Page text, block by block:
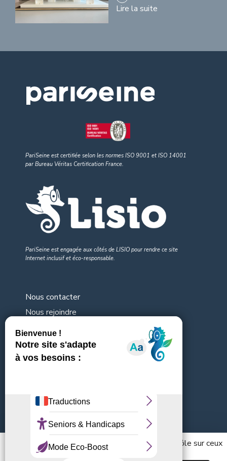
Lire la suite
PariSeine est certifiée selon les normes ISO 9001 et ISO 14001
par Bureau Véritas Certification France.
PariSeine est engagée aux côtés de LISIO pour rendre ce site
Internet inclusif et éco-responsable.
Nous contacter
Nous rejoindre
Organigramme
Nos consultations en cours
Mentions légales
Abonnez-vous à la Newsletter
[sibwp_form id=2]
Ce site utilise des cookies et vous donne le contrôle sur ceux
que vous souhaitez activer